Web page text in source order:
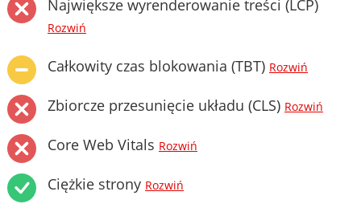
Największe wyrenderowanie treści (LCP)
Rozwiń
Całkowity czas blokowania (TBT) Rozwiń
Zbiorcze przesunięcie układu (CLS) Rozwiń
Core Web Vitals Rozwiń
Ciężkie strony Rozwiń